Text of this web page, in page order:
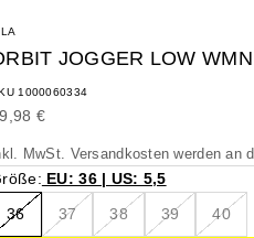
JOGGER LOW WMN
1000060334
€
MwSt. Versandkosten werden an
EU: 36 | US: 5,5
36 37 38 39 40